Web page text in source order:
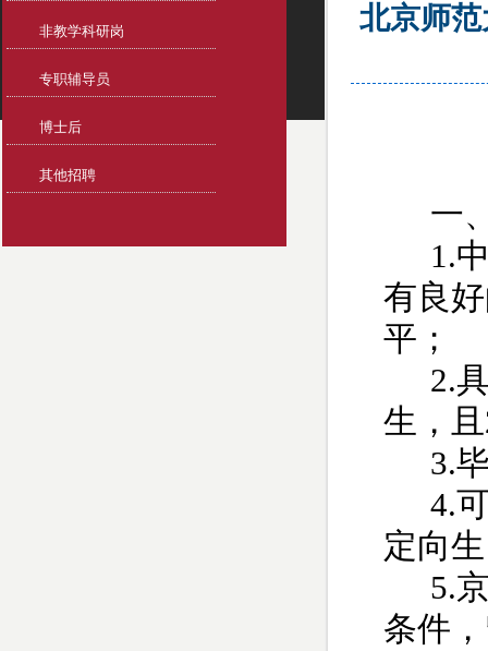
非教学科研岗
专职辅导员
博士后
其他招聘
北京师
一
1.
有良
平；
2.
生，且
3.
4.
定向
5.
条件